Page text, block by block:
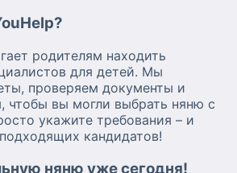
родителям находить
для детей. Мы
проверяем документы и
чтобы вы могли выбрать няню с
укажите требования – и
кандидатов!
няню уже сегодня!